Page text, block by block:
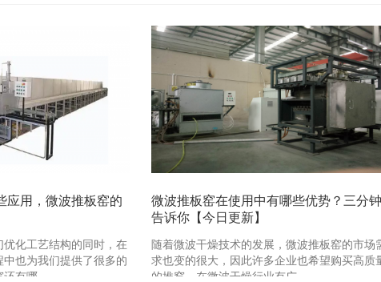
应用，微波推板窑的
化工艺结构的同时，在
也为我们提供了很多的
还有哪 …
微波推板窑在使用中有哪些优势？三分钟
告诉你【今日更新】
随着微波干燥技术的发展，微波推板窑的市场
求也变的很大，因此许多企业也希望购买高质
的推窑。在微波干燥行业有广 …